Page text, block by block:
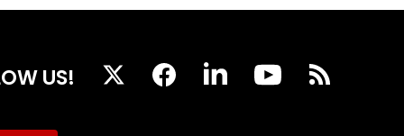
US!